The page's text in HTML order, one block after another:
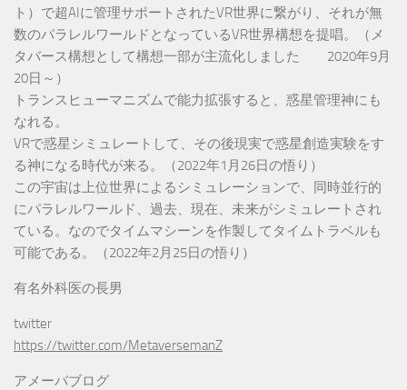
ト）で超AIに管理サポートされたVR世界に繋がり、それが無
数のパラレルワールドとなっているVR世界構想を提唱。（メ
タバース構想として構想一部が主流化しました 2020年9月
20日～）
トランスヒューマニズムで能力拡張すると、惑星管理神にも
なれる。
VRで惑星シミュレートして、その後現実で惑星創造実験をす
る神になる時代が来る。（2022年1月26日の悟り）
この宇宙は上位世界によるシミュレーションで、同時並行的
にパラレルワールド、過去、現在、未来がシミュレートされ
ている。なのでタイムマシーンを作製してタイムトラベルも
可能である。（2022年2月25日の悟り）
有名外科医の長男
twitter
https://twitter.com/MetaversemanZ
アメーバブログ